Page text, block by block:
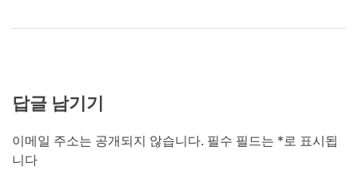
답글 남기기
이메일 주소는 공개되지 않습니다. 필수 필드는 *로 표시됩
니다